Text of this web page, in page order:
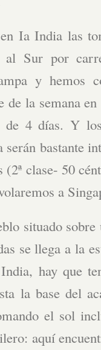
Ia India las
Sur por
y hemos
de la semana
4 días. Y
bastante
(2ª clase- 50
a
situado
se llega a la
hay que
la base del
el sol
aquí